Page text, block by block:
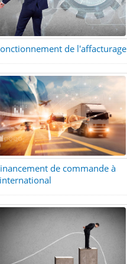
de l'affacturage
de commande à